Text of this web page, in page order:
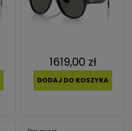
1619,00 zł
DODAJ DO KOSZYKA